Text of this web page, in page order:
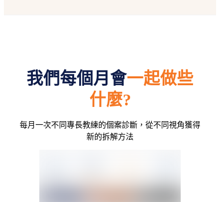
我們每個月會一起做些
什麼?
每月一次不同專長教練的個案診斷，從不同視角獲得
新的拆解方法